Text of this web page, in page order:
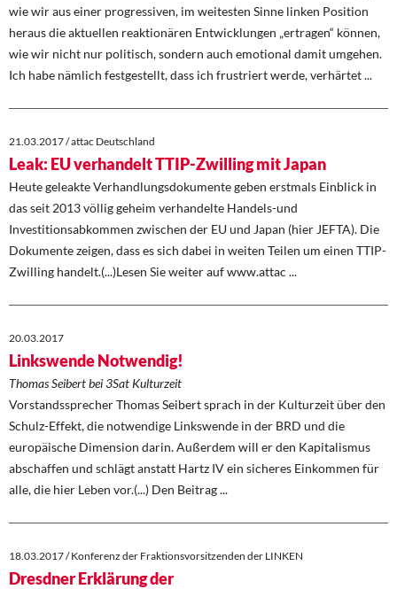
wie wir aus einer progressiven, im weitesten Sinne linken Position
heraus die aktuellen reaktionären Entwicklungen „ertragen“ können,
wie wir nicht nur politisch, sondern auch emotional damit umgehen.
Ich habe nämlich festgestellt, dass ich frustriert werde, verhärtet ...
21.03.2017 / attac Deutschland
Leak: EU verhandelt TTIP-Zwilling mit Japan
Heute geleakte Verhandlungsdokumente geben erstmals Einblick in
das seit 2013 völlig geheim verhandelte Handels-und
Investitionsabkommen zwischen der EU und Japan (hier JEFTA). Die
Dokumente zeigen, dass es sich dabei in weiten Teilen um einen TTIP-
Zwilling handelt.(...)Lesen Sie weiter auf www.attac ...
20.03.2017
Linkswende Notwendig!
Thomas Seibert bei 3Sat Kulturzeit
Vorstandssprecher Thomas Seibert sprach in der Kulturzeit über den
Schulz-Effekt, die notwendige Linkswende in der BRD und die
europäische Dimension darin. Außerdem will er den Kapitalismus
abschaffen und schlägt anstatt Hartz IV ein sicheres Einkommen für
alle, die hier Leben vor.(...) Den Beitrag ...
18.03.2017 / Konferenz der Fraktionsvorsitzenden der LINKEN
Dresdner Erklärung der